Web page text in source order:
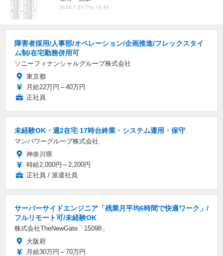
2026.7.30 Thu 16:45
障害者採用/人事部/オペレーション/企画推進/フレックスタイ
ム制/在宅勤務併用可
ソニーフィナンシャルグループ株式会社
東京都
月給22万円～40万円
正社員
未経験OK・週2在宅 17時台終業・システム運用・保守
マンパワーグループ株式会社
神奈川県
時給2,000円～2,200円
正社員 / 派遣社員
サーバーサイドエンジニア「残業月平均6時間で快適ワーク」/
フルリモート可/未経験OK
株式会社TheNewGate「15098」
大阪府
月給30万円～70万円